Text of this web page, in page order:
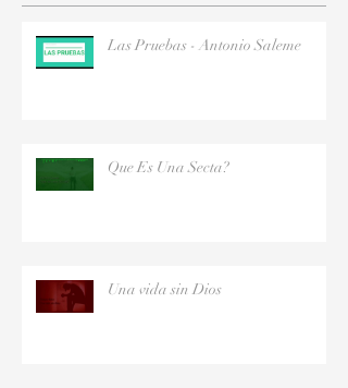
Las Pruebas - Antonio Saleme
Que Es Una Secta?
Una vida sin Dios